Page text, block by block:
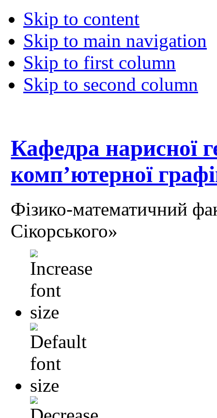
Skip to content
Skip to main navigation
Skip to first column
Skip to second column
Кафедра нарисної
комп’ютерної
Фізико-математичний
Сікорського»